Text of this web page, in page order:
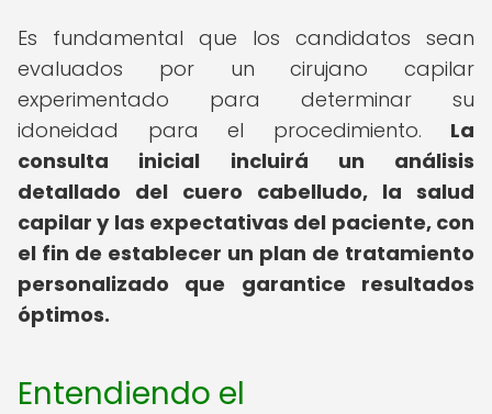
Es fundamental que los candidatos sean
evaluados por un cirujano capilar
experimentado para determinar su
idoneidad para el procedimiento. La
consulta inicial incluirá un análisis
detallado del cuero cabelludo, la salud
capilar y las expectativas del paciente, con
el fin de establecer un plan de tratamiento
personalizado que garantice resultados
óptimos.
Entendiendo el